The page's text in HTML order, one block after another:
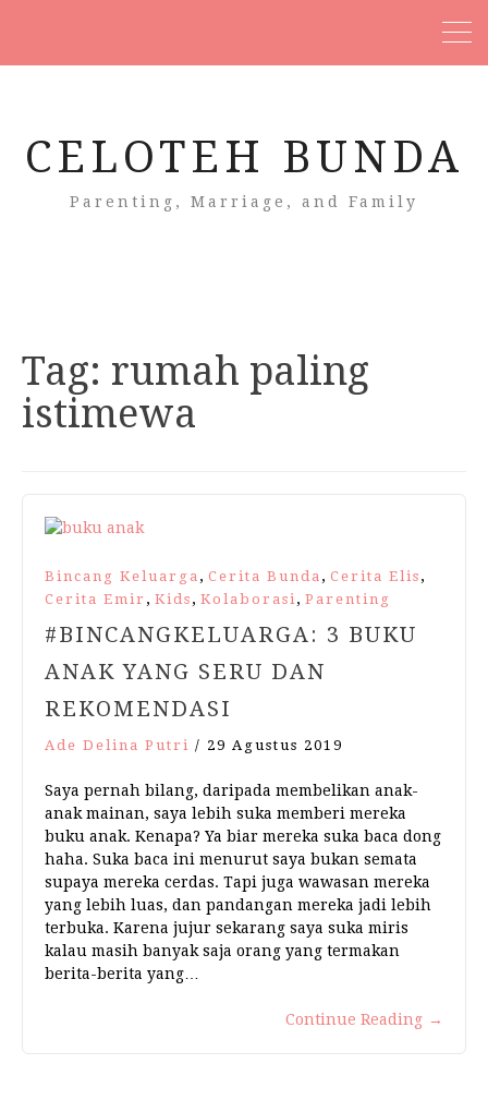
CELOTEH BUNDA
Parenting, Marriage, and Family
Tag: rumah paling
istimewa
Bincang Keluarga , Cerita Bunda , Cerita Elis ,
Cerita Emir , Kids , Kolaborasi, Parenting
#BINCANGKELUARGA: 3 BUKU
ANAK YANG SERU DAN
REKOMENDASI
Ade Delina Putri / 29 Agustus 2019
Saya pernah bilang, daripada membelikan anak-
anak mainan, saya lebih suka memberi mereka
buku anak. Kenapa? Ya biar mereka suka baca dong
haha. Suka baca ini menurut saya bukan semata
supaya mereka cerdas. Tapi juga wawasan mereka
yang lebih luas, dan pandangan mereka jadi lebih
terbuka. Karena jujur sekarang saya suka miris
kalau masih banyak saja orang yang termakan
berita-berita yang…
Continue Reading →